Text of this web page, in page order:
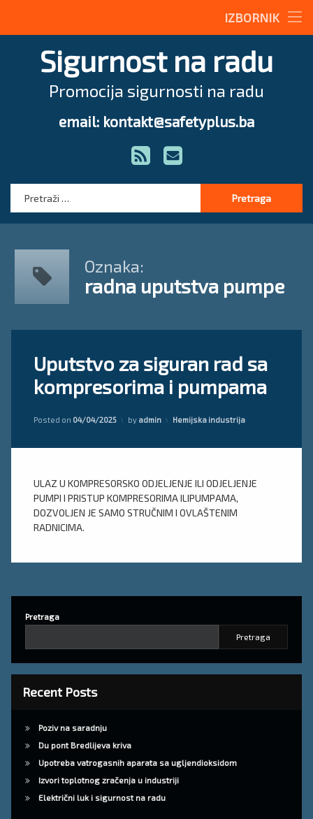
IZBORNIK
Radne upute
Magazin
Stručna pomoć
Sigurnost na radu
Promocija sigurnosti na radu
email: kontakt@safetyplus.ba
RSS E-mail
Oznaka:
radna uputstva pumpe
Uputstvo za siguran rad sa
kompresorima i pumpama
Posted on 04/04/2025 by admin Kategorije:
Hemijska industrija
ULAZ U KOMPRESORSKO ODJELJENJE ILI ODJELJENJE
PUMPI I PRISTUP KOMPRESORIMA ILIPUMPAMA,
DOZVOLJEN JE SAMO STRUČNIM I OVLAŠTENIM
RADNICIMA.
kompresori
i pumpe
zaštita na
radu
radna
pumpe
komentar
on
Uputstvo
za
rad
Pretraga
Pretraga
Recent Posts
Poziv na saradnju
Du pont Bredlijeva kriva
Upotreba vatrogasnih aparata sa ugljendioksidom
Izvori toplotnog zračenja u industriji
Električni luk i sigurnost na radu